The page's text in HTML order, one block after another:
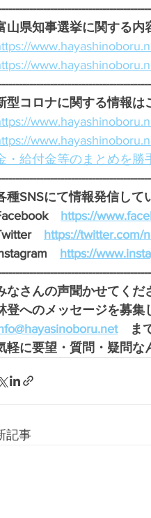
山県知事選挙に関する内
型コロナに関する情報は
・給付金等のまとめを勝
種SNSにて情報発信して
https://
https://twitter.com/
https://
なさんの声聞かせてくだ
登へのメッセージを募集
まで
軽に要望・質問・疑問な
記事